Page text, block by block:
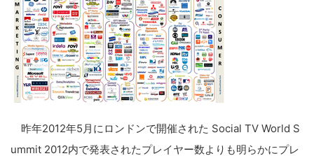
昨年2012年5月にロンドンで開催された Social TV World S
ummit 2012内で発表されたプレイヤー数よりも明らかにプレ